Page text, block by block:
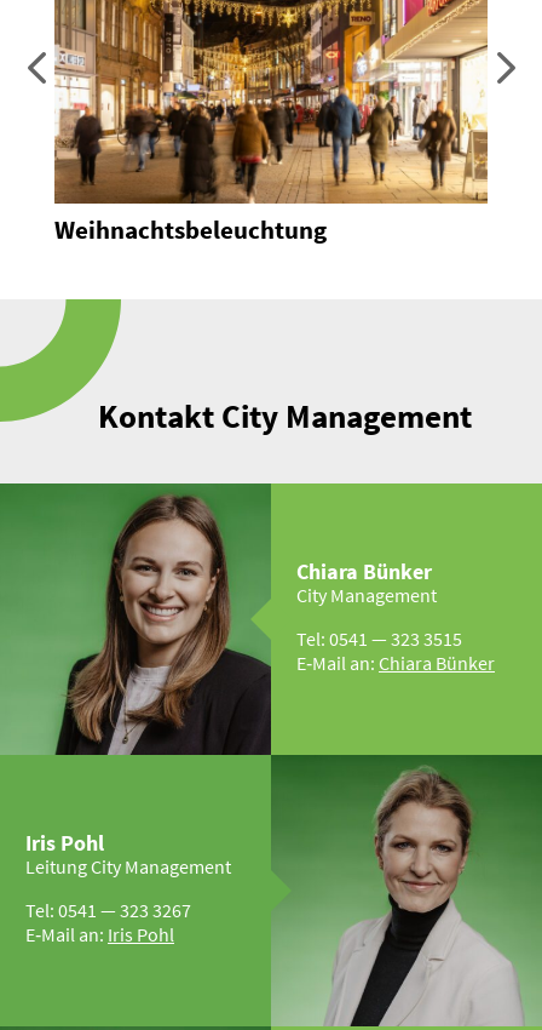
Kontakt City Management
Chiara Bünker
City Management
Tel: 0541 — 323 3515
E‑Mail an: Chiara Bünker
Iris Pohl
Leitung City Management
Tel: 0541 — 323 3267
E‑Mail an: Iris Pohl